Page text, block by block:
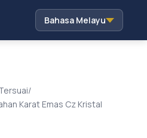
Bahasa Melayu
/
Karat Emas Cz Kristal